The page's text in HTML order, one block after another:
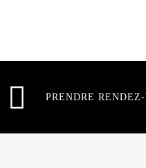
PRENDRE